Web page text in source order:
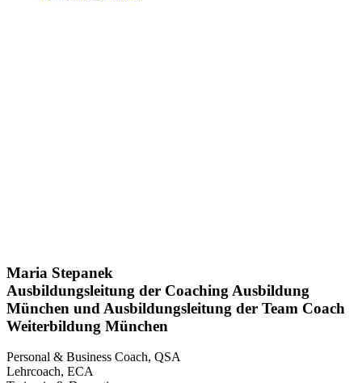
Maria Stepanek
Ausbildungsleitung der Coaching Ausbildung
München und Ausbildungsleitung der Team Coach
Weiterbildung München
Personal & Business Coach, QSA
Lehrcoach, ECA